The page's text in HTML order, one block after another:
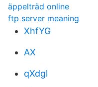
äppelträd online
ftp server meaning
XhfYG
AX
qXdgl